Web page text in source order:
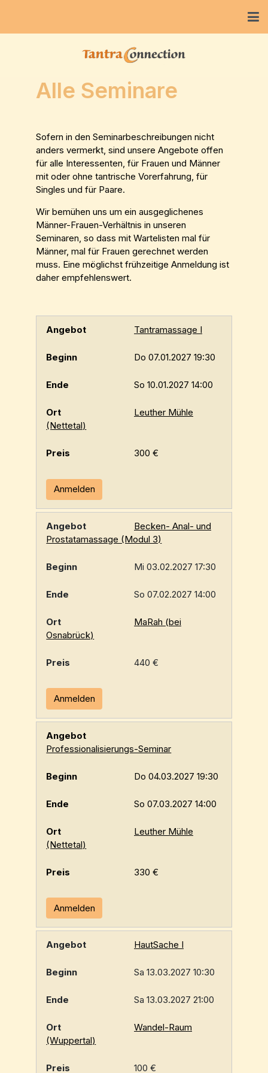
Alle Seminare
Sofern in den Seminarbeschreibungen nicht
anders vermerkt, sind unsere Angebote offen
für alle Interessenten, für Frauen und Männer
mit oder ohne tantrische Vorerfahrung, für
Singles und für Paare.
Wir bemühen uns um ein ausgeglichenes
Männer-Frauen-Verhältnis in unseren
Seminaren, so dass mit Wartelisten mal für
Männer, mal für Frauen gerechnet werden
muss. Eine möglichst frühzeitige Anmeldung ist
daher empfehlenswert.
Tantramassage I
Do 07.01.2027 19:30
So 10.01.2027 14:00
Leuther Mühle
(Nettetal)
300 €
Anmelden
Becken- Anal- und
Prostatamassage (Modul 3)
Mi 03.02.2027 17:30
So 07.02.2027 14:00
MaRah (bei
Osnabrück)
440 €
Anmelden
Professionalisierungs-Seminar
Do 04.03.2027 19:30
So 07.03.2027 14:00
Leuther Mühle
(Nettetal)
330 €
Anmelden
HautSache I
Sa 13.03.2027 10:30
Sa 13.03.2027 21:00
Wandel-Raum
(Wuppertal)
100 €